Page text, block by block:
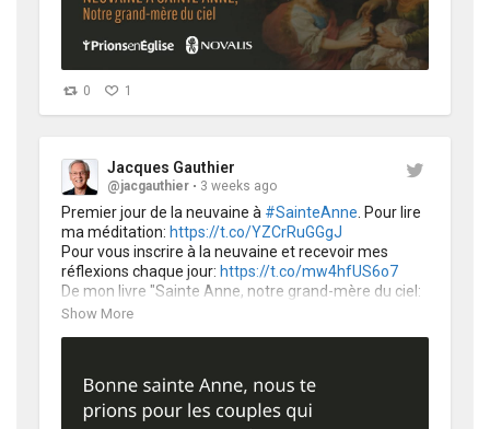
0 1
Jacques Gauthier
@jacgauthier 3 weeks ago
Premier jour de la neuvaine à #SainteAnne . Pour lire
ma méditation: https://t.co/YZCrRuGGgJ
Pour vous inscrire à la neuvaine et recevoir mes
réflexions chaque jour: https://t.co/mw4hfUS6o7
De mon livre "Sainte Anne, notre grand-mère du ciel:
@NovalisFr @EditionSalvator
Show More